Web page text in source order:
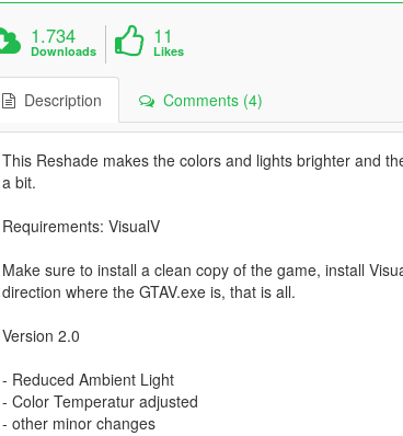
1.734
Downloads
11
Likes
Description Comments (4)
This Reshade makes the colors and lights brighter and
a bit.
Requirements: VisualV
Make sure to install a clean copy of the game, install
direction where the GTAV.exe is, that is all.
Version 2.0
- Reduced Ambient Light
- Color Temperatur adjusted
- other minor changes